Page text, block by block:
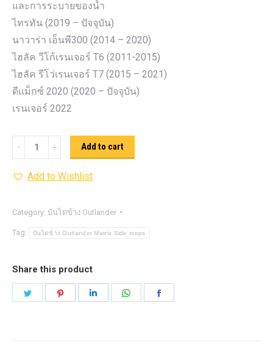
และการระบายของน้ำ
ไทรทัน (2019 – ปัจจุบัน)
นาวาร่า เอ็นพี300 (2014 – 2020)
ไฮลัค วีโก้เรนเจอร์ T6 (2011-2015)
ไฮลัค รีโว่เรนเจอร์ T7 (2015 – 2021)
ดีแม็กซ์ 2020 (2020 – ปัจจุบัน)
เรนเจอร์ 2022
บันได
ข้าง
Outlander
Side
steps
Add to cart
Add to Wishlist
Category: บันไดข้าง Outlander
Tag: บันไดข้าง Outlander Matrix Side steps
Share this product